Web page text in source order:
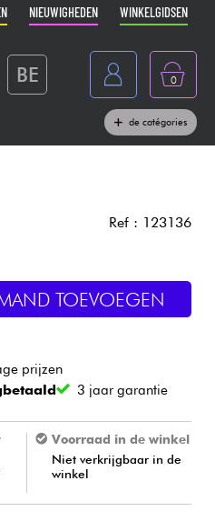
NIEUWIGHEDEN WINKELGIDSEN
BE 0
de catégories
Ref : 123136
TOEVOEGEN
prijzen
3 jaar garantie
Voorraad in de winkel
Niet verkrijgbaar in de
winkel